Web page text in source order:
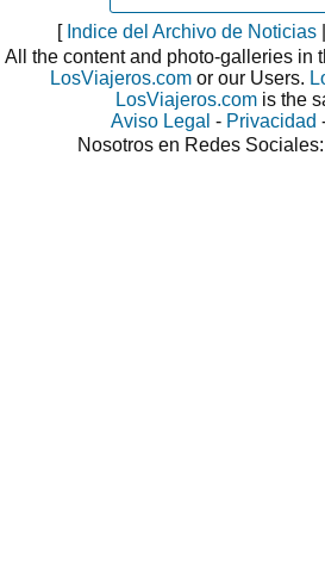
[ Indice del Archivo de Noticias
All the content and photo-galleries in
LosViajeros.com or our Users.
LosViajeros.com is the
Aviso Legal - Privacidad
Nosotros en Redes Sociales: